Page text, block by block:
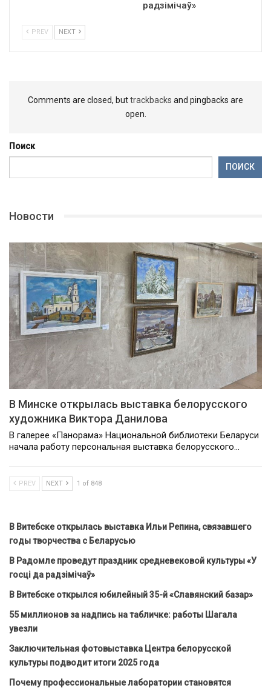
радзімічаў»
PREV NEXT
Comments are closed, buttrackbacks and pingbacks are
open.
Поиск
ПОИСК
Новости
В Минске открылась выставка белорусского
художника Виктора Данилова
В галерее «Панорама» Национальной библиотеки Беларуси
начала работу персональная выставка белорусского…
PREV NEXT 1 of 848
В Витебске открылась выставка Ильи Репина, связавшего
годы творчества с Беларусью
В Радомле проведут праздник средневековой культуры «У
госці да радзімічаў»
В Витебске открылся юбилейный 35-й «Славянский базар»
55 миллионов за надпись на табличке: работы Шагала
увезли
Заключительная фотовыставка Центра белорусской
культуры подводит итоги 2025 года
Почему профессиональные лаборатории становятся